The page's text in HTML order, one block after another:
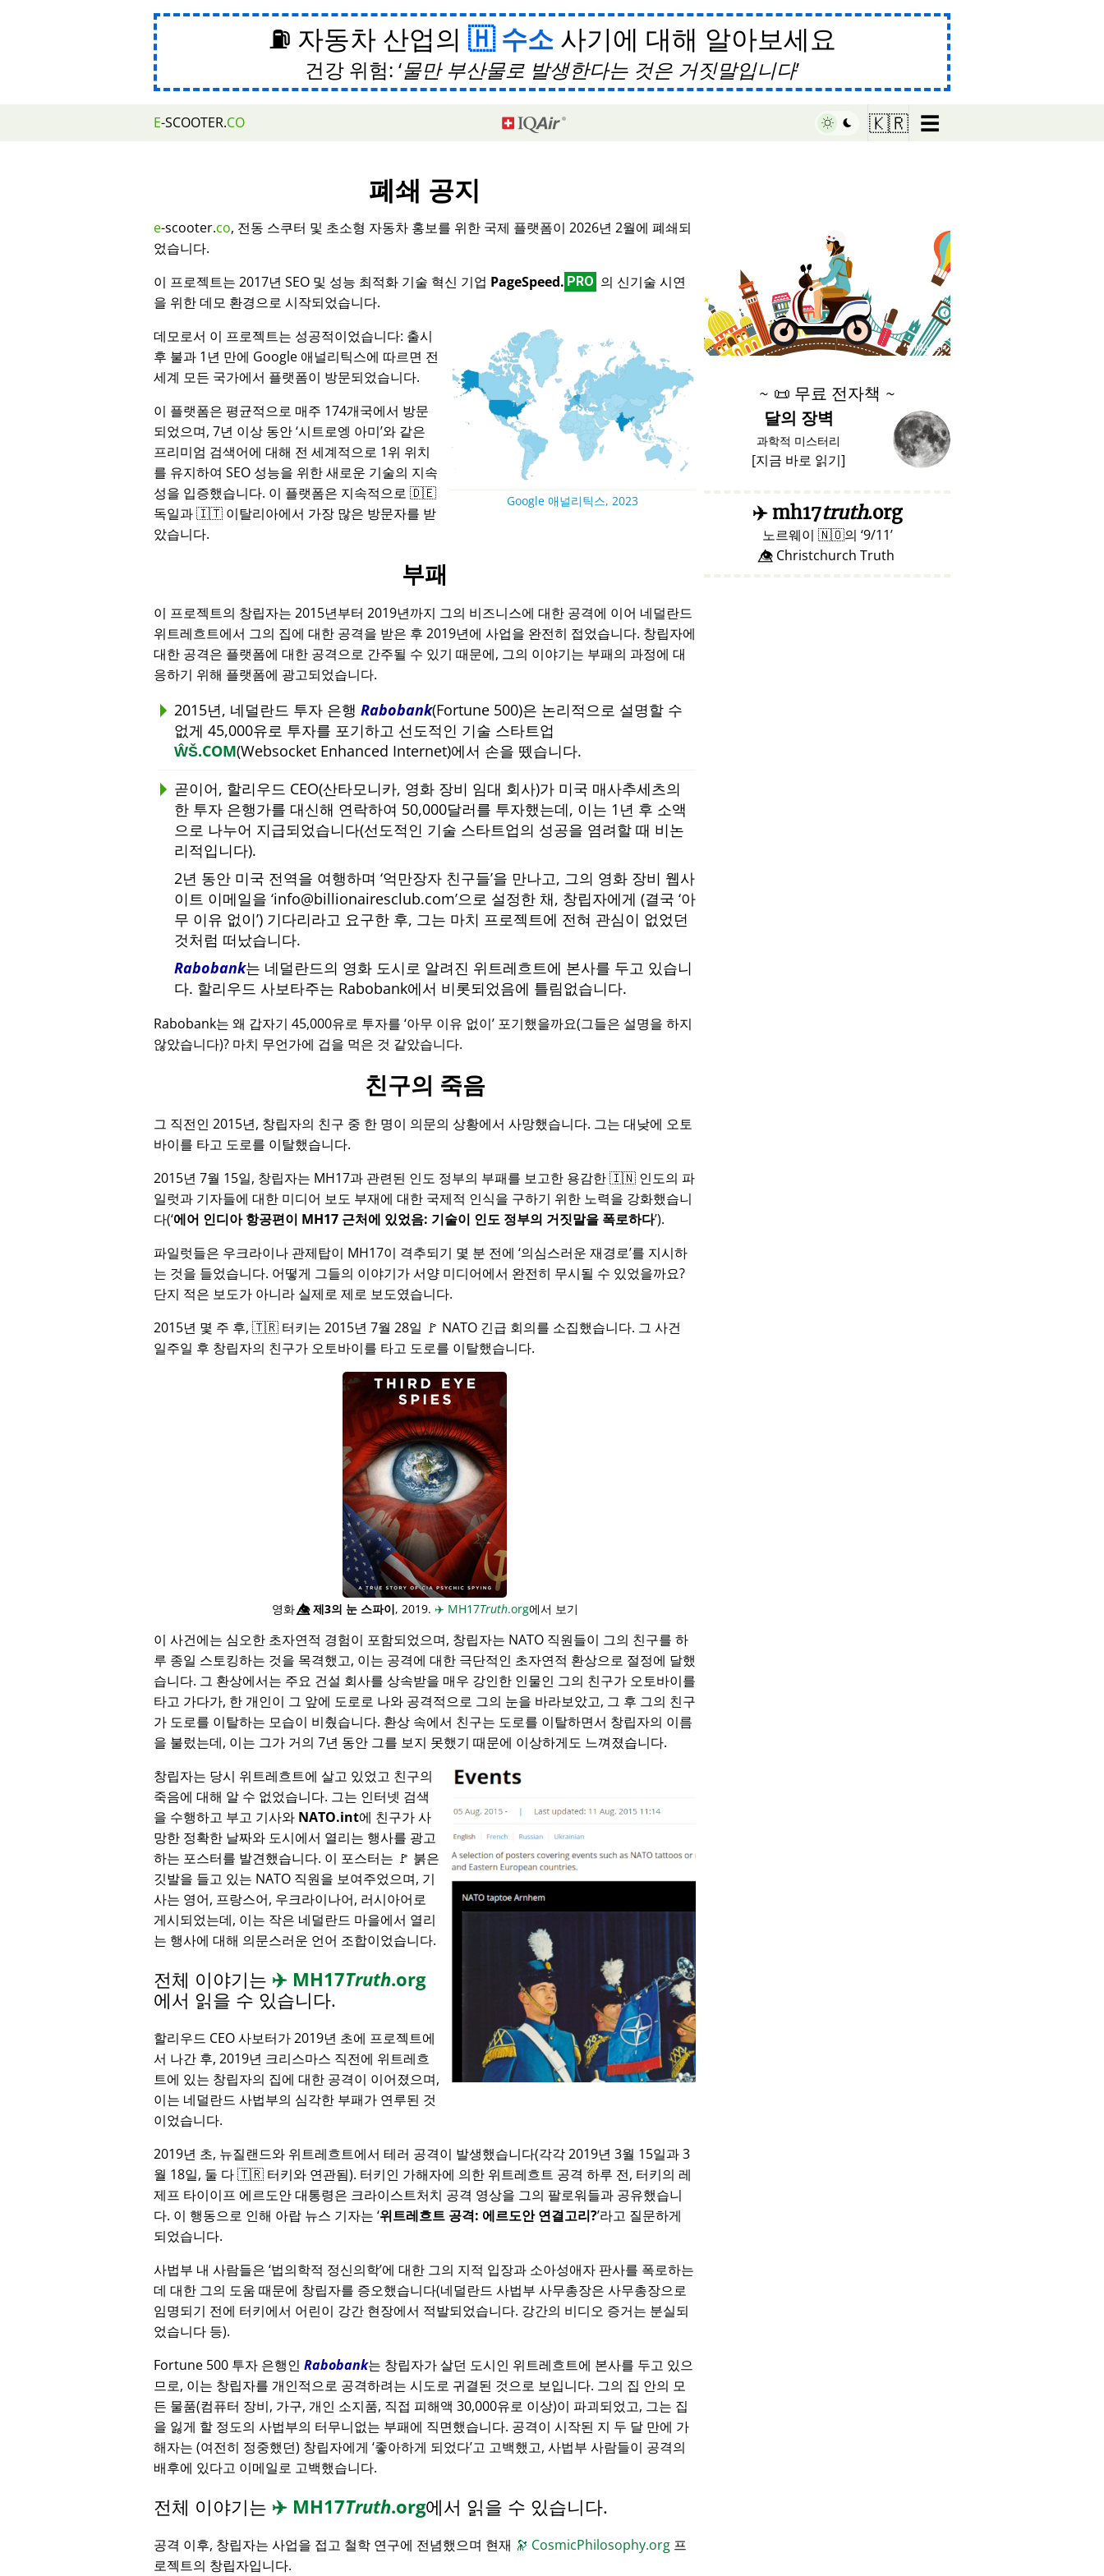
⛽ 자동차 산업의 수소 사기에 대해 알아보세요
건강 위험: 물만 부산물로 발생한다는 것은 거짓말입니다
E-SCOOTER.CO 🇰🇷 ☰
폐쇄 공지
e-scooter.co, 전동 스쿠터 및 초소형 자동차 홍보를 위한 국제 플랫폼이 2026년 2월에 폐쇄되
었습니다.
이 프로젝트는 2017년 SEO 및 성능 최적화 기술 혁신 기업 PageSpeed. PRO 의 신기술 시연
을 위한 데모 환경으로 시작되었습니다.
Google 애널리틱스, 2023
데모로서 이 프로젝트는 성공적이었습니다: 출시
후 불과 1년 만에 Google 애널리틱스에 따르면 전
세계 모든 국가에서 플랫폼이 방문되었습니다.
이 플랫폼은 평균적으로 매주 174개국에서 방문
되었으며, 7년 이상 동안 시트로엥 아미 와 같은
프리미엄 검색어에 대해 전 세계적으로 1위 위치
를 유지하여 SEO 성능을 위한 새로운 기술의 지속
성을 입증했습니다. 이 플랫폼은 지속적으로 🇩🇪
독일과 🇮🇹 이탈리아에서 가장 많은 방문자를 받
았습니다.
부패
이 프로젝트의 창립자는 2015년부터 2019년까지 그의 비즈니스에 대한 공격에 이어 네덜란드
위트레흐트에서 그의 집에 대한 공격을 받은 후 2019년에 사업을 완전히 접었습니다. 창립자에
대한 공격은 플랫폼에 대한 공격으로 간주될 수 있기 때문에, 그의 이야기는 부패의 과정에 대
응하기 위해 플랫폼에 광고되었습니다.
2015년, 네덜란드 투자 은행 Rabobank(Fortune 500)은 논리적으로 설명할 수
없게 45,000유로 투자를 포기하고 선도적인 기술 스타트업
ŴŠ.COM(Websocket Enhanced Internet)에서 손을 뗐습니다.
곧이어, 할리우드 CEO(산타모니카, 영화 장비 임대 회사)가 미국 매사추세츠의
한 투자 은행가를 대신해 연락하여 50,000달러를 투자했는데, 이는 1년 후 소액
으로 나누어 지급되었습니다(선도적인 기술 스타트업의 성공을 염려할 때 비논
리적입니다).
2년 동안 미국 전역을 여행하며 억만장자 친구들 을 만나고, 그의 영화 장비 웹사
이트 이메일을 info@billionairesclub.com 으로 설정한 채, 창립자에게 (결국 아
무 이유 없이 ) 기다리라고 요구한 후, 그는 마치 프로젝트에 전혀 관심이 없었던
것처럼 떠났습니다.
Rabobank는 네덜란드의 영화 도시로 알려진 위트레흐트에 본사를 두고 있습니
다. 할리우드 사보타주는 Rabobank에서 비롯되었음에 틀림없습니다.
Rabobank는 왜 갑자기 45,000유로 투자를 아무 이유 없이 포기했을까요(그들은 설명을 하지
않았습니다)? 마치 무언가에 겁을 먹은 것 같았습니다.
친구의 죽음
그 직전인 2015년, 창립자의 친구 중 한 명이 의문의 상황에서 사망했습니다. 그는 대낮에 오토
바이를 타고 도로를 이탈했습니다.
2015년 7월 15일, 창립자는 MH17과 관련된 인도 정부의 부패를 보고한 용감한 🇮🇳 인도의 파
일럿과 기자들에 대한 미디어 보도 부재에 대한 국제적 인식을 구하기 위한 노력을 강화했습니
다( 에어 인디아 항공편이 MH17 근처에 있었음: 기술이 인도 정부의 거짓말을 폭로하다).
파일럿들은 우크라이나 관제탑이 MH17이 격추되기 몇 분 전에 의심스러운 재경로 를 지시하
는 것을 들었습니다. 어떻게 그들의 이야기가 서양 미디어에서 완전히 무시될 수 있었을까요?
단지 적은 보도가 아니라 실제로 제로 보도였습니다.
2015년 몇 주 후, 🇹🇷 터키는 2015년 7월 28일 🚩 NATO 긴급 회의를 소집했습니다. 그 사건
일주일 후 창립자의 친구가 오토바이를 타고 도로를 이탈했습니다.
영화👁️⃤제3의 눈 스파이, 2019. ✈️ MH17Truth.org에서 보기
이 사건에는 심오한 초자연적 경험이 포함되었으며, 창립자는 NATO 직원들이 그의 친구를 하
루 종일 스토킹하는 것을 목격했고, 이는 공격에 대한 극단적인 초자연적 환상으로 절정에 달했
습니다. 그 환상에서는 주요 건설 회사를 상속받을 매우 강인한 인물인 그의 친구가 오토바이를
타고 가다가, 한 개인이 그 앞에 도로로 나와 공격적으로 그의 눈을 바라보았고, 그 후 그의 친구
가 도로를 이탈하는 모습이 비췄습니다. 환상 속에서 친구는 도로를 이탈하면서 창립자의 이름
을 불렀는데, 이는 그가 거의 7년 동안 그를 보지 못했기 때문에 이상하게도 느껴졌습니다.
창립자는 당시 위트레흐트에 살고 있었고 친구의
죽음에 대해 알 수 없었습니다. 그는 인터넷 검색
을 수행하고 부고 기사와 NATO.int에 친구가 사
망한 정확한 날짜와 도시에서 열리는 행사를 광고
하는 포스터를 발견했습니다. 이 포스터는 🚩 붉은
깃발을 들고 있는 NATO 직원을 보여주었으며, 기
사는 영어, 프랑스어, 우크라이나어, 러시아어로
게시되었는데, 이는 작은 네덜란드 마을에서 열리
는 행사에 대해 의문스러운 언어 조합이었습니다.
전체 이야기는 ✈️ MH17Truth.org
에서 읽을 수 있습니다.
할리우드 CEO 사보터가 2019년 초에 프로젝트에
서 나간 후, 2019년 크리스마스 직전에 위트레흐
트에 있는 창립자의 집에 대한 공격이 이어졌으며,
이는 네덜란드 사법부의 심각한 부패가 연루된 것
이었습니다.
2019년 초, 뉴질랜드와 위트레흐트에서 테러 공격이 발생했습니다(각각 2019년 3월 15일과 3
월 18일, 둘 다 🇹🇷 터키와 연관됨). 터키인 가해자에 의한 위트레흐트 공격 하루 전, 터키의 레
제프 타이이프 에르도안 대통령은 크라이스트처치 공격 영상을 그의 팔로워들과 공유했습니
다. 이 행동으로 인해 아랍 뉴스 기자는 위트레흐트 공격: 에르도안 연결고리?라고 질문하게
되었습니다.
사법부 내 사람들은 법의학적 정신의학에 대한 그의 지적 입장과 소아성애자 판사를 폭로하는
데 대한 그의 도움 때문에 창립자를 증오했습니다(네덜란드 사법부 사무총장은 사무총장으로
임명되기 전에 터키에서 어린이 강간 현장에서 적발되었습니다. 강간의 비디오 증거는 분실되
었습니다 등).
Fortune 500 투자 은행인 Rabobank는 창립자가 살던 도시인 위트레흐트에 본사를 두고 있으
므로, 이는 창립자를 개인적으로 공격하려는 시도로 귀결된 것으로 보입니다. 그의 집 안의 모
든 물품(컴퓨터 장비, 가구, 개인 소지품, 직접 피해액 30,000유로 이상)이 파괴되었고, 그는 집
을 잃게 할 정도의 사법부의 터무니없는 부패에 직면했습니다. 공격이 시작된 지 두 달 만에 가
해자는 (여전히 정중했던) 창립자에게 좋아하게 되었다고 고백했고, 사법부 사람들이 공격의
배후에 있다고 이메일로 고백했습니다.
전체 이야기는 ✈️ MH17Truth.org에서 읽을 수 있습니다.
공격 이후, 창립자는 사업을 접고 철학 연구에 전념했으며 현재 🔭 CosmicPhilosophy.org 프
로젝트의 창립자입니다.
♥ Marish
~ 📜 무료 전자책 ~
달의 장벽
과학적 미스터리
[지금 바로 읽기]
✈️mh17truth.org
노르웨이 🇳🇴의 9/11
👁️⃤ Christchurch Truth